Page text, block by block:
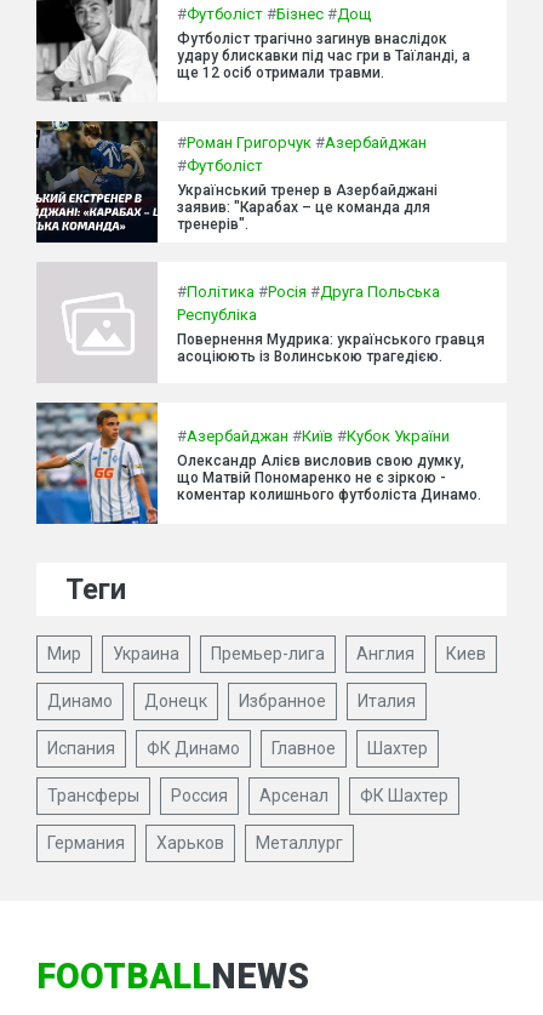
#Футболіст #Бізнес #Дощ
Футболіст трагічно загинув внаслідок
удару блискавки під час гри в Таїланді, а
ще 12 осіб отримали травми.
#Роман Григорчук #Азербайджан
#Футболіст
Український тренер в Азербайджані
заявив: "Карабах – це команда для
тренерів".
#Політика #Росія #Друга Польська
Республіка
Повернення Мудрика: українського гравця
асоціюють із Волинською трагедією.
#Азербайджан #Київ #Кубок України
Олександр Алієв висловив свою думку,
що Матвій Пономаренко не є зіркою -
коментар колишнього футболіста Динамо.
Теги
Мир Украина Премьер-лига Англия Киев
Динамо Донецк Избранное Италия
Испания ФК Динамо Главное Шахтер
Трансферы Россия Арсенал ФК Шахтер
Германия Харьков Металлург
FOOTBALLNEWS